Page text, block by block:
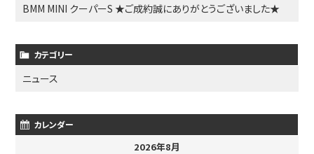
BMM MINI クーパーS ★ご成約誠にありがとうございました★
カテゴリー
ニュース
カレンダー
2026年8月